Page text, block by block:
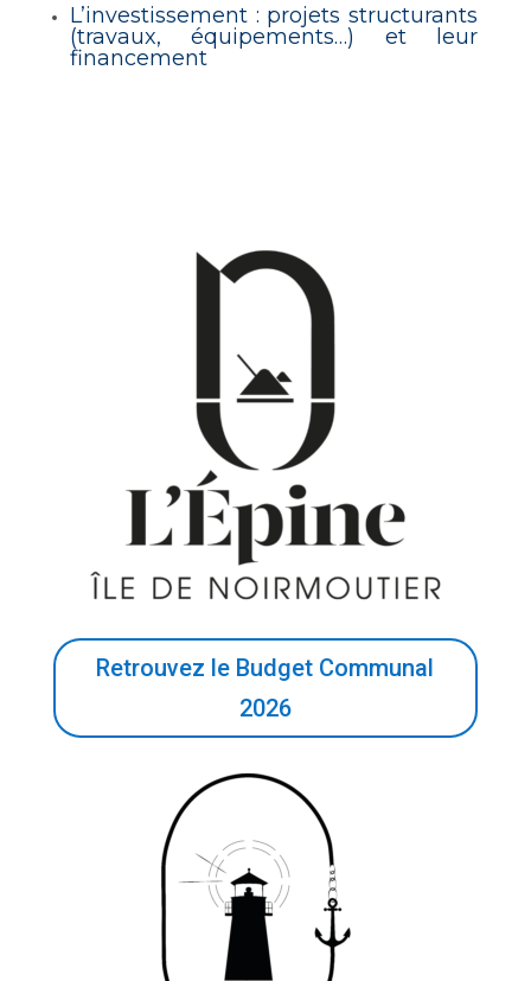
L’investissement : projets structurants
(travaux, équipements…) et leur
financement
Retrouvez le Budget Communal
2026